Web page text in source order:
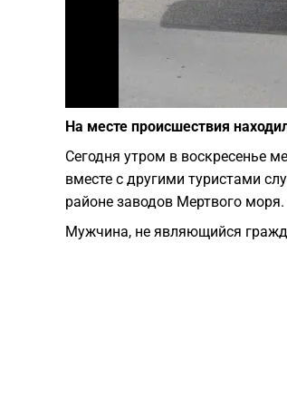
На месте происшествия
Сегодня утром в воскресенье
вместе с другими туристами
районе заводов Мертвого моря.
Мужчина, не являющийся